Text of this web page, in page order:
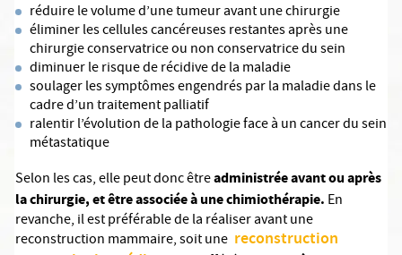
réduire le volume d’une tumeur avant une chirurgie
éliminer les cellules cancéreuses restantes après une
chirurgie conservatrice ou non conservatrice du sein
diminuer le risque de récidive de la maladie
soulager les symptômes engendrés par la maladie dans le
cadre d’un traitement palliatif
ralentir l’évolution de la pathologie face à un cancer du sein
métastatique
Selon les cas, elle peut donc êtreadministrée avant ou après
la chirurgie, et être associée à une chimiothérapie. En
revanche, il est préférable de la réaliser avant une
reconstruction mammaire, soit une reconstruction